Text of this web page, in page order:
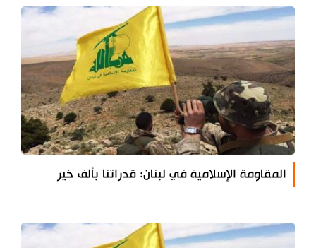
المقاومة الإسلامية في لبنان: قدراتنا بألف خير